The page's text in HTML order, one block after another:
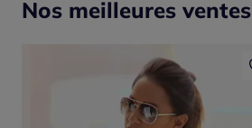
Nos meilleures ventes